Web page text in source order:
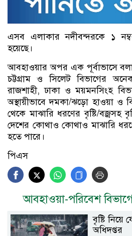
এসব এলাকার নদীবন্দরকে ১
হয়েছে।
আবহাওয়ার অপর এক পূর্বাভাসে
চট্টগ্রাম ও সিলেট বিভাগের
রাজশাহী, ঢাকা ও ময়মনসিংহ
অস্থায়ীভাবে দমকা/ঝড়ো হাওয়া ও
থেকে মাঝারি ধরণের বৃষ্টি/বজ্রসহ
দেশের কোথাও কোথাও মাঝারি
হতে পারে।
পিএস
আবহাওয়া-পরিবেশ
বৃষ্টি নিয়ে
অধিদপ্তর